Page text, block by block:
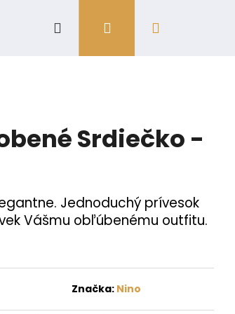
Hľadať Prihlásenie
Srdiečko -
Jednoduchý prívesok
Vášmu obľúbenému outfitu.
Značka: Nino